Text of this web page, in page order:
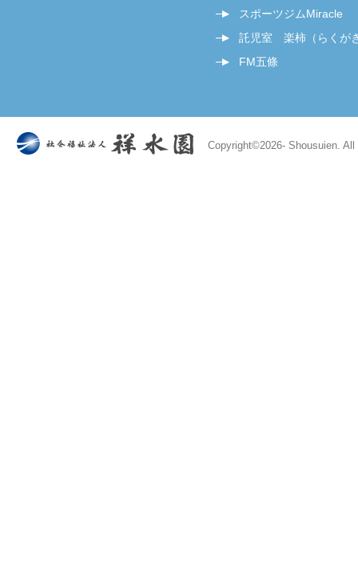
スポーツジムMiracle
託児室 楽柿（らくが
FM五條
Copyright©2026- Shousuien.